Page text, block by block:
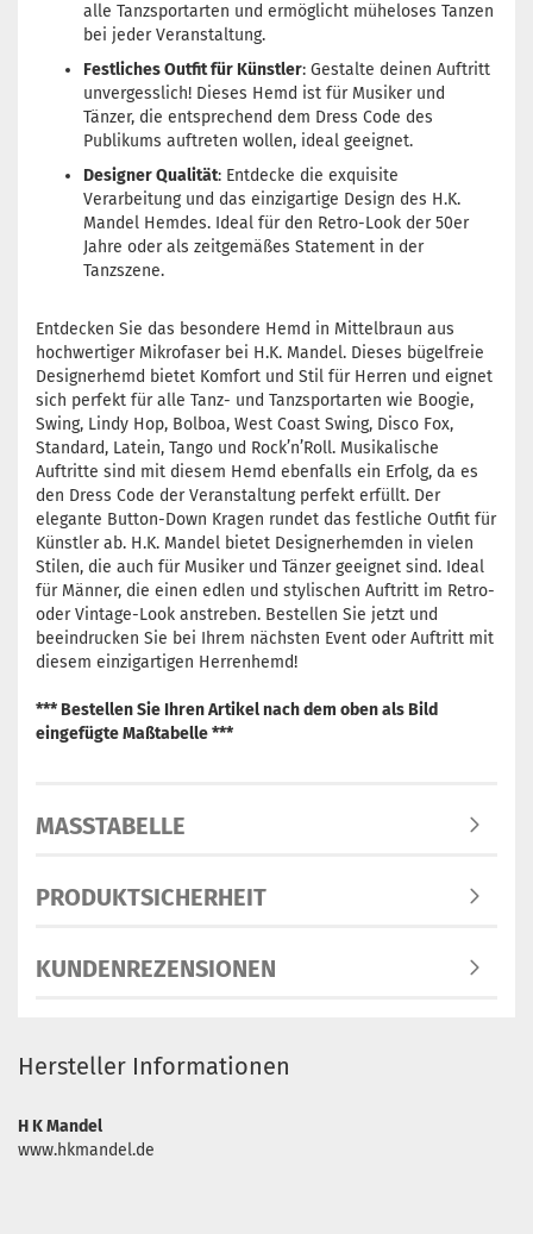
alle Tanzsportarten und ermöglicht müheloses Tanzen
bei jeder Veranstaltung.
Festliches Outfit für Künstler: Gestalte deinen Auftritt
unvergesslich! Dieses Hemd ist für Musiker und
Tänzer, die entsprechend dem Dress Code des
Publikums auftreten wollen, ideal geeignet.
Designer Qualität: Entdecke die exquisite
Verarbeitung und das einzigartige Design des H.K.
Mandel Hemdes. Ideal für den Retro-Look der 50er
Jahre oder als zeitgemäßes Statement in der
Tanzszene.
Entdecken Sie das besondere Hemd in Mittelbraun aus
hochwertiger Mikrofaser bei H.K. Mandel. Dieses bügelfreie
Designerhemd bietet Komfort und Stil für Herren und eignet
sich perfekt für alle Tanz- und Tanzsportarten wie Boogie,
Swing, Lindy Hop, Bolboa, West Coast Swing, Disco Fox,
Standard, Latein, Tango und Rock’n’Roll. Musikalische
Auftritte sind mit diesem Hemd ebenfalls ein Erfolg, da es
den Dress Code der Veranstaltung perfekt erfüllt. Der
elegante Button-Down Kragen rundet das festliche Outfit für
Künstler ab. H.K. Mandel bietet Designerhemden in vielen
Stilen, die auch für Musiker und Tänzer geeignet sind. Ideal
für Männer, die einen edlen und stylischen Auftritt im Retro-
oder Vintage-Look anstreben. Bestellen Sie jetzt und
beeindrucken Sie bei Ihrem nächsten Event oder Auftritt mit
diesem einzigartigen Herrenhemd!
*** Bestellen Sie Ihren Artikel nach dem oben als Bild
eingefügte Maßtabelle ***
MASSTABELLE
PRODUKTSICHERHEIT
KUNDENREZENSIONEN
Hersteller Informationen
H K Mandel
www.hkmandel.de